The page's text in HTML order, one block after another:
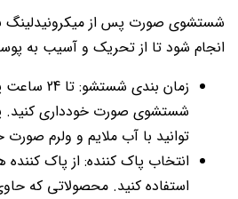
شستشوی صورت پس از میکرونیدلینگ
انجام شود تا از تحریک و آسیب به
زمان بندی
شستشوی صورت خودداری
توانید با آب ملایم و ولرم صورت
انتخاب پاک کننده: از پاک
استفاده کنید. محصولاتی که